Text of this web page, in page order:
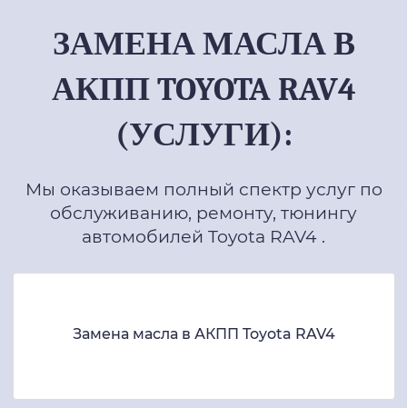
ЗАМЕНА МАСЛА В
АКПП TOYOTA RAV4
(УСЛУГИ):
Мы оказываем полный спектр услуг по
обслуживанию, ремонту, тюнингу
автомобилей Toyota RAV4 .
Замена масла в АКПП Toyota RAV4